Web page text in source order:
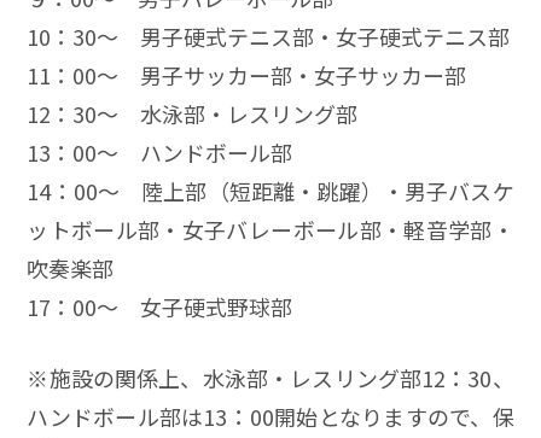
10：30～ 男子硬式テニス部・女子硬式テニス部
11：00～ 男子サッカー部・女子サッカー部
12：30～ 水泳部・レスリング部
13：00～ ハンドボール部
14：00～ 陸上部（短距離・跳躍）・男子バスケ
ットボール部・女子バレーボール部・軽音学部・
吹奏楽部
17：00～ 女子硬式野球部
※施設の関係上、水泳部・レスリング部12：30、
ハンドボール部は13：00開始となりますので、保